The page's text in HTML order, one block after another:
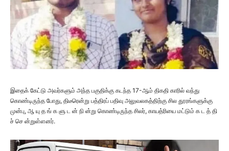
இதைக் கேட்டு அவர்களும் அந்த பகுதிக்கு கடந்த 17-ஆம் திகதி காரில் வந்து
கொண்டிருந்த போது, திடீரென்று பத்திரப் பதிவு அலுவலகத்திற்கு சில தூரங்களுக்கு
முன்பு, ஆ யு த ங் க ளு ட ன் நி ன்று கொண்டிருந்த சிலர், காயத்ரியை மட்டும் க ட த் தி
ச் செ ன்றுள்ளனர்.